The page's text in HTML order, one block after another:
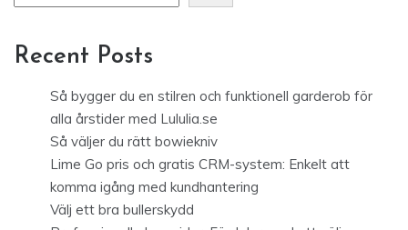
Recent Posts
Så bygger du en stilren och funktionell garderob för
alla årstider med Lululia.se
Så väljer du rätt bowiekniv
Lime Go pris och gratis CRM-system: Enkelt att
komma igång med kundhantering
Välj ett bra bullerskydd